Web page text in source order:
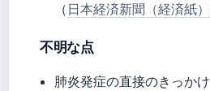
（ 日本経済新聞（経済紙）
不明な点
肺炎発症の直接のきっかけ